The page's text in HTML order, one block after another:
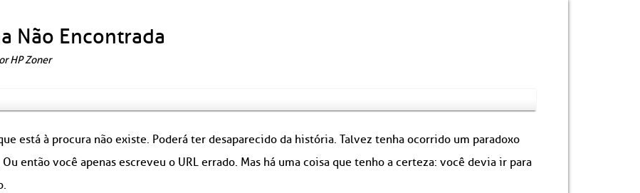
Não Encontrada
HP Zoner
está à procura não existe. Poderá ter desaparecido da história. Talvez tenha ocorrido um paradoxo
então você apenas escreveu o URL errado. Mas há uma coisa que tenho a certeza: você devia ir para